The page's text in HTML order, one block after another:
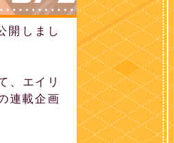
開しまし
、エイリ
連載企画